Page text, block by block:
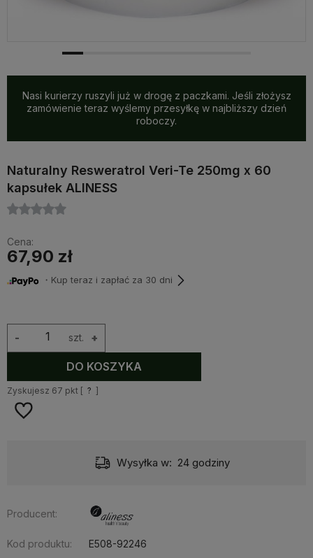
Nasi kurierzy ruszyli już w drogę z paczkami. Jeśli złożysz
zamówienie teraz wyślemy przesyłkę w najbliższy dzień
roboczy.
Naturalny Resweratrol Veri-Te 250mg x 60
kapsułek ALINESS
Cena:
67,90 zł
・Kup teraz i zapłać za 30 dni
szt. +
-
DO KOSZYKA
Zyskujesz 67 pkt [ ? ]
Wysyłka w: 24 godziny
Producent:
Kod produktu: E508-92246